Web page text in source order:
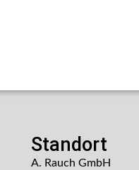
Standort
A. Rauch GmbH